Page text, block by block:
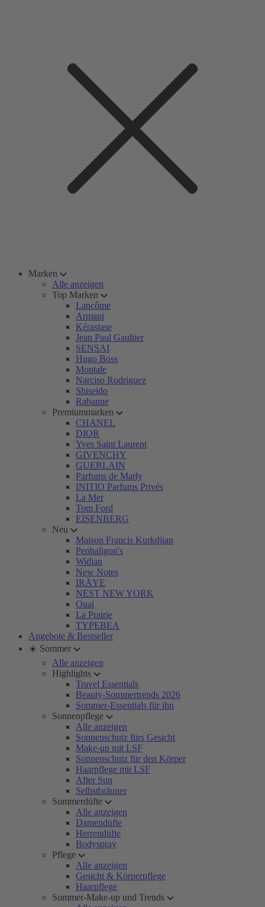
Marken
Alle anzeigen
Top Marken
Lancôme
Armani
Kérastase
Jean Paul Gaultier
SENSAI
Hugo Boss
Montale
Narciso Rodriguez
Shiseido
Rabanne
Premiummarken
CHANEL
DIOR
Yves Saint Laurent
GIVENCHY
GUERLAIN
Parfums de Marly
INITIO Parfums Privés
La Mer
Tom Ford
EISENBERG
Neu
Maison Francis Kurkdjian
Penhaligon's
Widian
New Notes
IRÄYE
NEST NEW YORK
Ouai
La Prairie
TYPEBEA
Angebote & Bestseller
☀️ Sommer
Alle anzeigen
Highlights
Travel Essentials
Beauty-Sommertrends 2026
Sommer-Essentials für ihn
Sonnenpflege
Alle anzeigen
Sonnenschutz fürs Gesicht
Make-up mit LSF
Sonnenschutz für den Körper
Haarpflege mit LSF
After Sun
Selbstbräuner
Sommerdüfte
Alle anzeigen
Damendüfte
Herrendüfte
Bodyspray
Pflege
Alle anzeigen
Gesicht & Körperpflege
Haarpflege
Sommer-Make-up und Trends